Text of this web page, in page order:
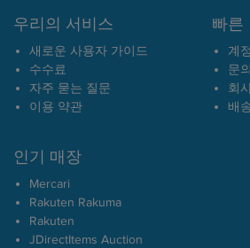
우리의 서비스
새로운 사용자 가이드
수수료
자주 묻는 질문
이용 약관
빠른
계
문
회
배
인기 매장
Mercari
Rakuten Rakuma
Rakuten
JDirectItems Auction